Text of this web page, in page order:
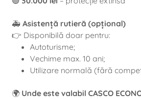
🚑 Asistență rutieră (opțional)
👉 Disponibilă doar pentru:
Autoturisme;
Vechime max. 10 ani;
Utilizare normală (fără
🌍 Unde este valabil CASCO